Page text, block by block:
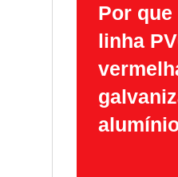
Por
linha